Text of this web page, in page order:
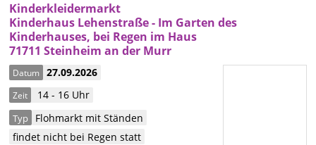
Kinderkleidermarkt
Kinderhaus Lehenstraße - Im Garten des
Kinderhauses, bei Regen im Haus
71711 Steinheim an der Murr
Datum 27.09.2026
Zeit 14 - 16 Uhr
Typ
Flohmarkt mit Ständen
findet nicht bei Regen statt